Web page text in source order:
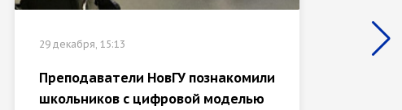
29 декабря, 15:13
Преподаватели НовГУ познакомили
школьников с цифровой моделью
29
ГИС-